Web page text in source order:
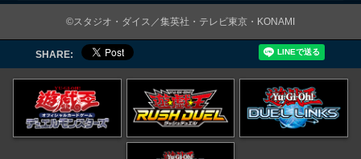
©スタジオ・ダイス／集英社・テレビ東京・KONAMI
SHARE: